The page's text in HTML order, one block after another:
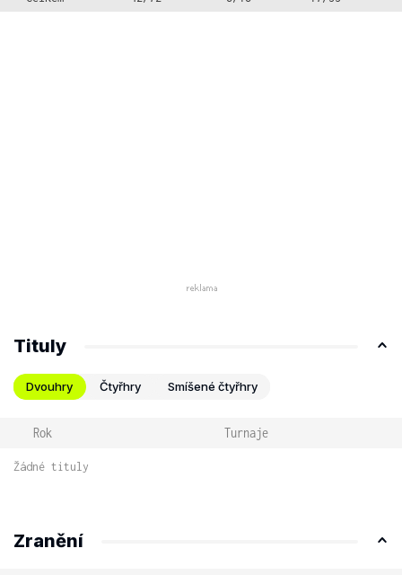
Tituly
Dvouhry Čtyřhry Smíšené čtyřhry
Rok Turnaje
Žádné tituly
Zranění